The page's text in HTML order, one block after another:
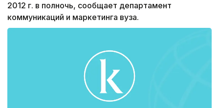
2012 г. в полночь, сообщает департамент
коммуникаций и маркетинга вуза.